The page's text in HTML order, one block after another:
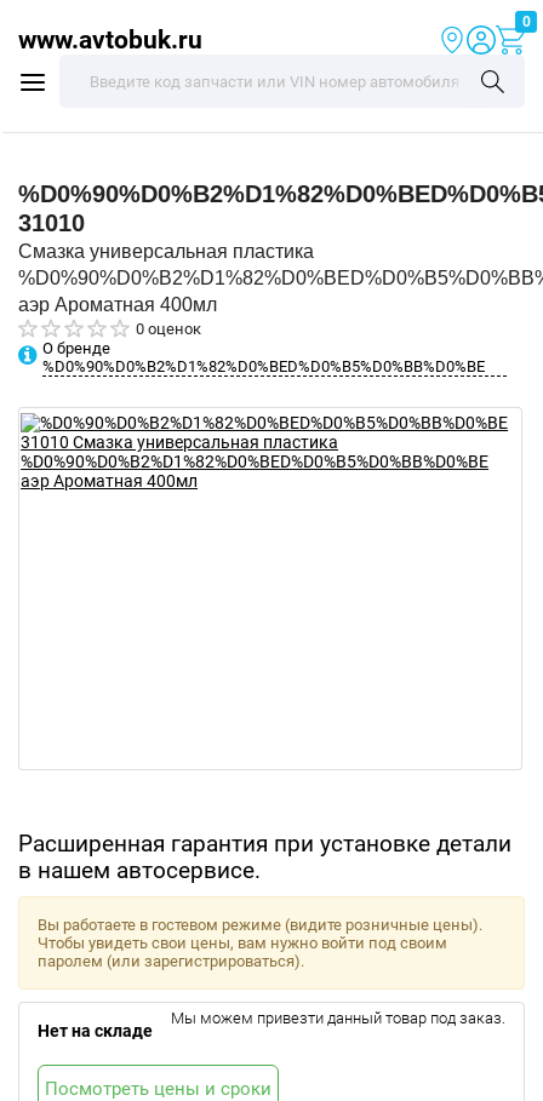
www.avtobuk.ru
0
31010
Смазка универсальная пластика
аэр Ароматная 400мл
0 оценок
О бренде
%D0%90%D0%B2%D1%82%D0%BED%D0%B5%D0%BB%D0%BE
Расширенная гарантия при установке детали
в нашем автосервисе.
Вы работаете в гостевом режиме (видите розничные цены).
Чтобы увидеть свои цены, вам нужно войти под своим
паролем (или зарегистрироваться).
Нет на складе
Мы можем привезти данный товар под заказ.
Посмотреть цены и сроки